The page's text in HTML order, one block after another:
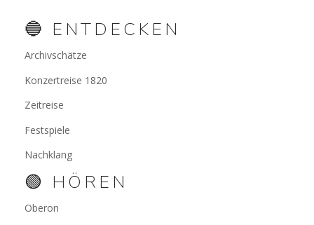
🔵 ENTDECKEN
Archivschätze
Konzertreise 1820
Zeitreise
Festspiele
Nachklang
🟢 HÖREN
Oberon